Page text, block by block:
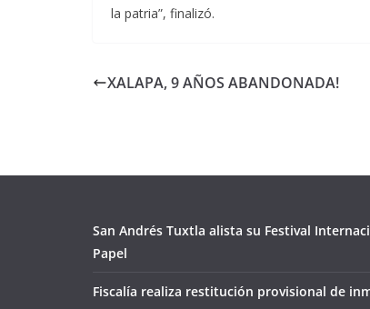
la patria”, finalizó.
XALAPA, 9 AÑOS ABANDONADA!
San Andrés Tuxtla alista su Festival
Papel
Fiscalía realiza restitución provisional de